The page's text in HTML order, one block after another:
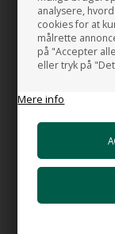
analysere,
cookies for at
målrette
på "Accepter
eller tryk på
Mere info